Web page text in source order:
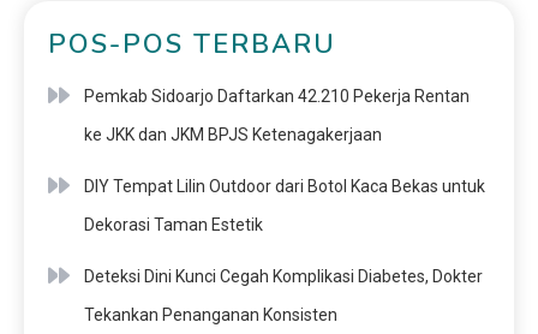
POS-POS TERBARU
Pemkab Sidoarjo Daftarkan 42.210 Pekerja Rentan
ke JKK dan JKM BPJS Ketenagakerjaan
DIY Tempat Lilin Outdoor dari Botol Kaca Bekas untuk
Dekorasi Taman Estetik
Deteksi Dini Kunci Cegah Komplikasi Diabetes, Dokter
Tekankan Penanganan Konsisten